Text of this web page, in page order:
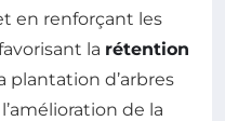
en renforçant les
la rétention
plantation d’arbres
de la